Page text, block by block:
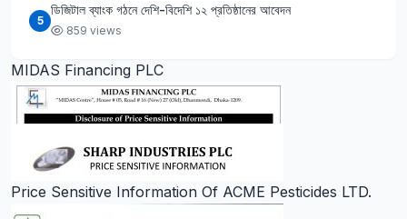
5
ডিজিটাল ব্যাংক গঠনে দেশি-বিদেশি ১২ প্রতিষ্ঠানের আবেদন
859 views
MIDAS Financing PLC
Price Sensitive Information Of ACME Pesticides LTD.